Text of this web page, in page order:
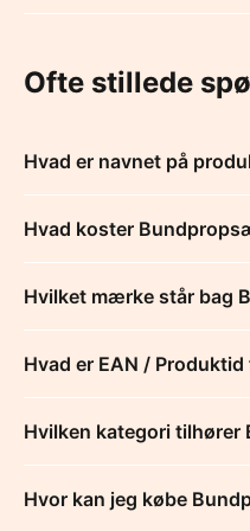
Ofte stillede
Hvad er navnet på
Hvad koster
Hvilket mærke står bag
Hvad er EAN /
Hvilken kategori
Hvor kan jeg købe